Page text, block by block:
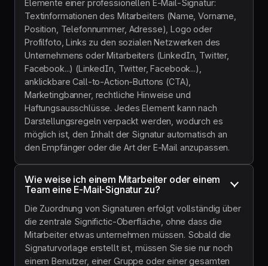
Elemente einer professionellen E-Mail-Signatur:
Textinformationen des Mitarbeiters (Name, Vorname,
Position, Telefonnummer, Adresse), Logo oder
Profilfoto, Links zu den sozialen Netzwerken des
Unternehmens oder Mitarbeiters (LinkedIn, Twitter,
Facebook...) (LinkedIn, Twitter, Facebook...),
anklickbare Call-to-Action-Buttons (CTA),
Marketingbanner, rechtliche Hinweise und
Haftungsausschlüsse. Jedes Element kann nach
Darstellungsregeln verpackt werden, wodurch es
möglich ist, den Inhalt der Signatur automatisch an
den Empfänger oder die Art der E-Mail anzupassen.
Wie weise ich einem Mitarbeiter oder einem
Team eine E-Mail-Signatur zu?
Die Zuordnung von Signaturen erfolgt vollständig über
die zentrale Significtic-Oberfläche, ohne dass die
Mitarbeiter etwas unternehmen müssen. Sobald die
Signaturvorlage erstellt ist, müssen Sie sie nur noch
einem Benutzer, einer Gruppe oder einer gesamten